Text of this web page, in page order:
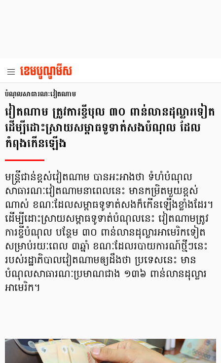
បំណុល​សាធារណៈ​វៀតណាម​
វៀតណាម ត្រូវការខ្ចីបុល ៣០ ពាន់លានដុល្លារទៀត
ដើម្បីដោះស្រាយសម្ពាធទូទាត់សងបំណុល ដែល
កំពុងកើនឡើង
មន្ត្រីជាន់ខ្ពស់វៀតណាម បានអះអាងថា ទំហំបំណុល
សាធារណៈវៀតណាមនាពេលនេះ មានកម្រិតមួយខ្ពស់
ណាស់ ខណៈដែលសម្ពាធទូទាត់សងក៏កើនឡើងខ្លាំងដែរ។
ដើម្បីដោះស្រាយសម្ពាធទូទាត់បំណុលនេះ វៀតណាមត្រូវ
ការខ្ចីបំណុល បន្ថែម ៣០ ពាន់លានដុល្លារអាមេរិកទៀត
សម្រាប់​រយៈពេល ៣ឆ្នាំ ខណៈដែលរបាយការណ៍ថ្មីៗនេះ
របស់រដ្ឋាភិបាលវៀតណាមឲ្យដឹងថា ប្រទេសនេះ មាន
បំណុលសាធារណៈប្រមាណជាង ១៣៦ ពាន់លានដុល្លារ
អាមេរិក។